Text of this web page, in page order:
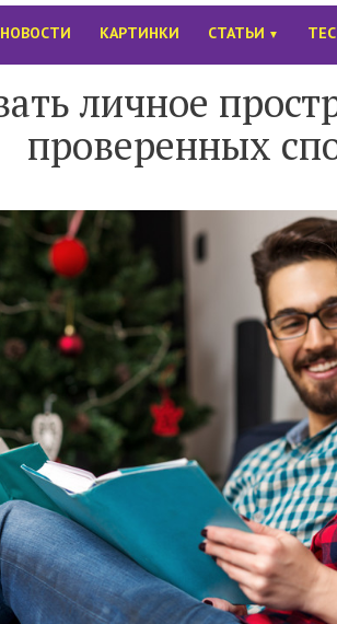
НОВОСТИ КАРТИНКИ СТАТЬИ ▼
личное
проверенных